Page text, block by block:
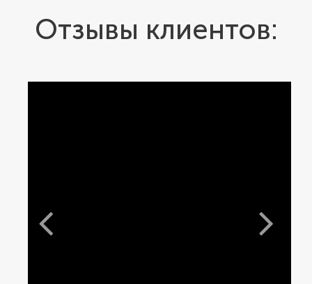
Отзывы клиентов: